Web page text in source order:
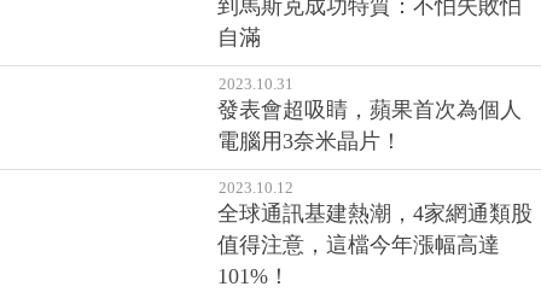
小聲說一次就好」2年深訪，他看
到馬斯克成功特質：不怕失敗怕
自滿
2023.10.31
發表會超吸睛，蘋果首次為個人
電腦用3奈米晶片！
2023.10.12
全球通訊基建熱潮，4家網通類股
值得注意，這檔今年漲幅高達